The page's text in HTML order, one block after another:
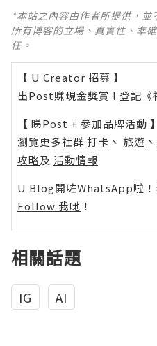
*本站之內容由作者所提供，
所有博客的立場、真實性、準
任。
【 U Creator 招募 】
出Post賺現金獎賞 l 登記《
【 睇Post + 參加品牌活動 】
瀏覽更多社群 打卡 丶 旅遊 丶
攻略及 活動情報
U Blog開咗WhatsApp啦！
Follow 我哋 ！
相關話題
IG AI